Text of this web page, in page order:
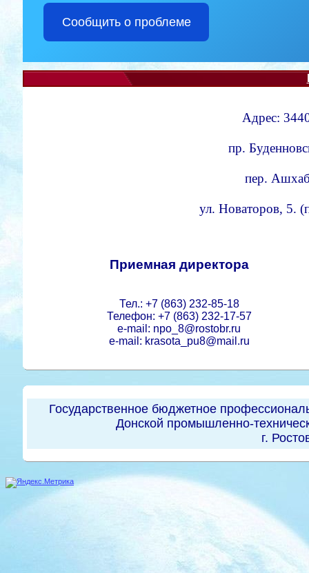
Сообщить о проблеме
Адрес:
пр.
пер.
ул. Новаторов, 5.
Приемная директора
Тел.: +7 (863) 232-85-18
Телефон: +7 (863) 232-17-57
e-mail: npo_8@rostobr.ru
e-mail: krasota_pu8@mail.ru
Государственное бюджетное
Донской промышленно-
г.